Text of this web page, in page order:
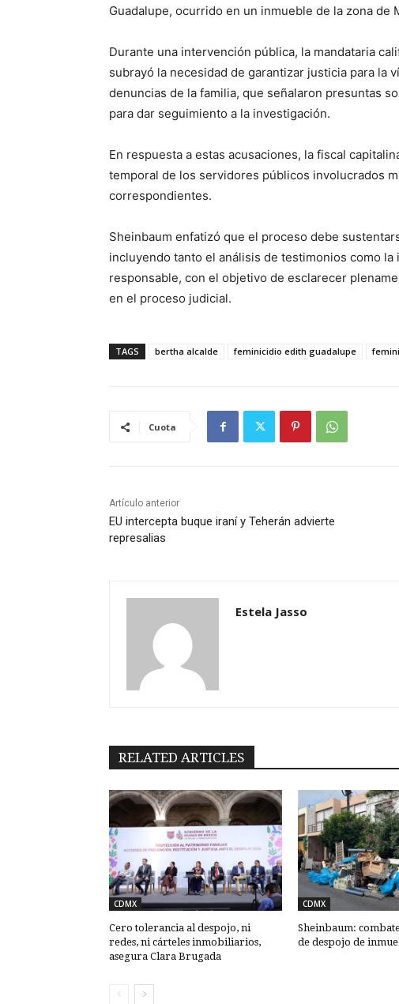
Guadalupe, ocurrido en un inmueble de la zona de
Durante una intervención pública, la mandataria
subrayó la necesidad de garantizar justicia para la
denuncias de la familia, que señalaron presuntas
para dar seguimiento a la investigación.
En respuesta a estas acusaciones, la fiscal
temporal de los servidores públicos involucrados
correspondientes.
Sheinbaum enfatizó que el proceso debe
incluyendo tanto el análisis de testimonios como
responsable, con el objetivo de esclarecer
en el proceso judicial.
TAGS bertha alcalde feminicidio edith guadalupe
Cuota
Artículo anterior
EU intercepta buque iraní y Teherán advierte
represalias
Estela Jasso
RELATED ARTICLES
CDMX
Cero tolerancia al despojo, ni
redes, ni cárteles inmobiliarios,
asegura Clara Brugada
CDMX
Sheinbaum:
de despojo de